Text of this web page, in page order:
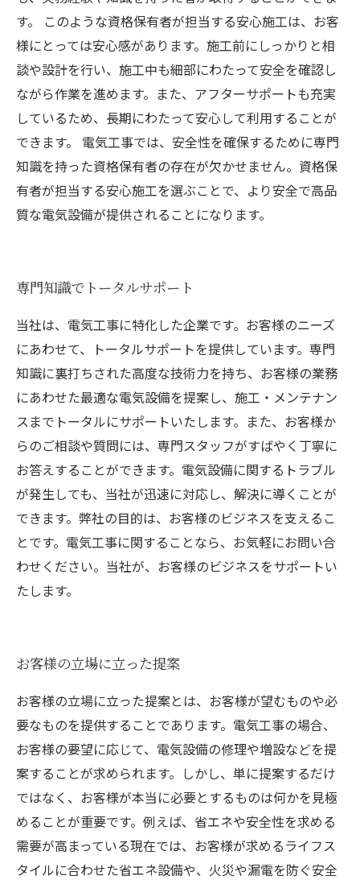
す。 このような資格保有者が担当する安心施工は、お客
様にとっては安心感があります。施工前にしっかりと相
談や設計を行い、施工中も細部にわたって安全を確認し
ながら作業を進めます。また、アフターサポートも充実
しているため、長期にわたって安心して利用することが
できます。 電気工事では、安全性を確保するために専門
知識を持った資格保有者の存在が欠かせません。資格保
有者が担当する安心施工を選ぶことで、より安全で高品
質な電気設備が提供されることになります。
専門知識でトータルサポート
当社は、電気工事に特化した企業です。お客様のニーズ
にあわせて、トータルサポートを提供しています。専門
知識に裏打ちされた高度な技術力を持ち、お客様の業務
にあわせた最適な電気設備を提案し、施工・メンテナン
スまでトータルにサポートいたします。また、お客様か
らのご相談や質問には、専門スタッフがすばやく丁寧に
お答えすることができます。電気設備に関するトラブル
が発生しても、当社が迅速に対応し、解決に導くことが
できます。弊社の目的は、お客様のビジネスを支えるこ
とです。電気工事に関することなら、お気軽にお問い合
わせください。当社が、お客様のビジネスをサポートい
たします。
お客様の立場に立った提案
お客様の立場に立った提案とは、お客様が望むものや必
要なものを提供することであります。電気工事の場合、
お客様の要望に応じて、電気設備の修理や増設などを提
案することが求められます。しかし、単に提案するだけ
ではなく、お客様が本当に必要とするものは何かを見極
めることが重要です。例えば、省エネや安全性を求める
需要が高まっている現在では、お客様が求めるライフス
タイルに合わせた省エネ設備や、火災や漏電を防ぐ安全